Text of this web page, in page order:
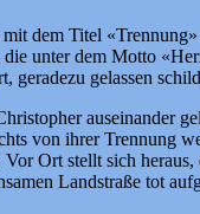
dem Titel
unter dem Motto
gelassen
auseinander
von ihrer Trennung
Ort stellt sich
Landstraße tot